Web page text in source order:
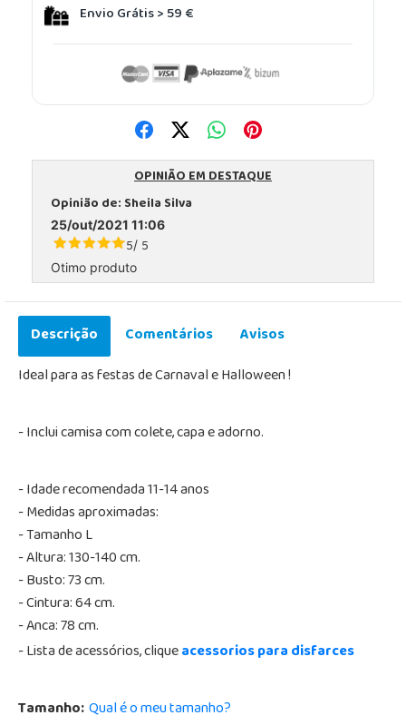
Envio Grátis > 59 €
OPINIÃO EM DESTAQUE
Opinião de:Sheila Silva
25/out/2021 11:06
5/ 5
Otimo produto
Descrição Comentários
Avisos
Ideal para as festas de Carnaval e Halloween !
- Inclui camisa com colete, capa e adorno.
- Idade recomendada 11-14 anos
- Medidas aproximadas:
- Tamanho L
- Altura: 130-140 cm.
- Busto: 73 cm.
- Cintura: 64 cm.
- Anca: 78 cm.
- Lista de acessórios, cliqueacessorios para disfarces
Tamanho:Qual é o meu tamanho?